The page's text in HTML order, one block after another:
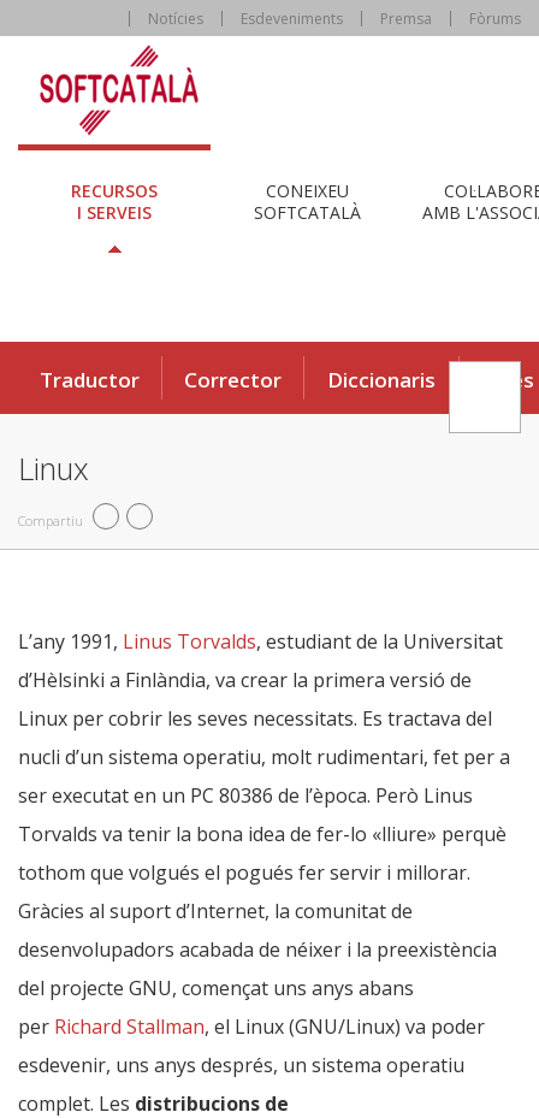
Notícies Esdeveniments Premsa Fòrums
RECURSOS
I SERVEIS
CONEIXEU
SOFTCATALÀ
AMB
Traductor Corrector Diccionaris Eines
Linux
Compartiu
L’any 1991, Linus Torvalds, estudiant de la Universitat
d’Hèlsinki a Finlàndia, va crear la primera versió de
Linux per cobrir les seves necessitats. Es tractava del
nucli d’un sistema operatiu, molt rudimentari, fet per a
ser executat en un PC 80386 de l’època. Però Linus
Torvalds va tenir la bona idea de fer-lo «lliure» perquè
tothom que volgués el pogués fer servir i millorar.
Gràcies al suport d’Internet, la comunitat de
desenvolupadors acabada de néixer i la preexistència
del projecte GNU, començat uns anys abans
per Richard Stallman, el Linux (GNU/Linux) va poder
esdevenir, uns anys després, un sistema operatiu
complet. Les distribucions de